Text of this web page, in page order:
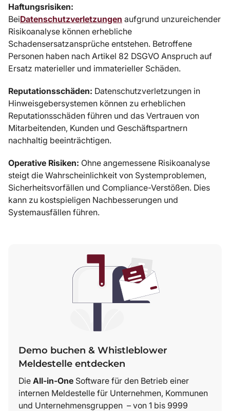
Haftungsrisiken:
BeiDatenschutzverletzungen aufgrund unzureichender
Risikoanalyse können erhebliche
Schadensersatzansprüche entstehen. Betroffene
Personen haben nach Artikel 82 DSGVO Anspruch auf
Ersatz materieller und immaterieller Schäden.
Reputationsschäden: Datenschutzverletzungen in
Hinweisgebersystemen können zu erheblichen
Reputationsschäden führen und das Vertrauen von
Mitarbeitenden, Kunden und Geschäftspartnern
nachhaltig beeinträchtigen.
Operative Risiken: Ohne angemessene Risikoanalyse
steigt die Wahrscheinlichkeit von Systemproblemen,
Sicherheitsvorfällen und Compliance-Verstößen. Dies
kann zu kostspieligen Nachbesserungen und
Systemausfällen führen.
Demo buchen & Whistleblower
Meldestelle entdecken
Die All-in-One Software für den Betrieb einer
internen Meldestelle für Unternehmen, Kommunen
und Unternehmensgruppen – von 1 bis 9999